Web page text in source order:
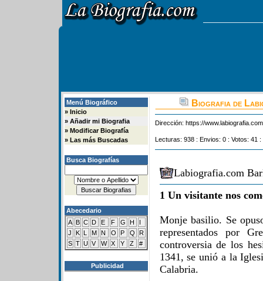
Menú Biográfico
» Inicio
» Añadir mi Biografia
» Modificar Biografía
» Las más Buscadas
Busca Biografías
Abecedario
A B C D E F G H
I
J
K L M N O P Q
R
S T U V W X Y Z #
Publicidad
Biografia de
Dirección: https://
Lecturas: 938 : Envios: 0 : Votos: 41
Labiografia.com
1 Un visitante nos
Monje basilio. Se
representados por
controversia de los
1341, se unió a la
Calabria.